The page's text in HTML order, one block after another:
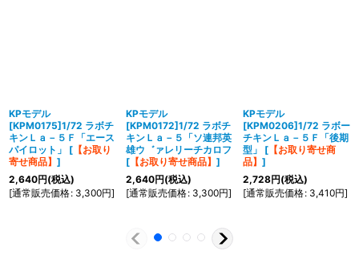
KPモデル
[KPM0175]1/72 ラボチ
キンＬａ－５Ｆ「エース
パイロット」
[ 【お取り
寄せ商品】 ]
2,640円(税込)
[通常販売価格: 3,300円]
KPモデル
[KPM0172]1/72 ラボチ
キンＬａ－５「ソ連邦英
雄ウ゛ァレリーチカロフ
[ 【お取り寄せ商品】 ]
2,640円(税込)
[通常販売価格: 3,300円]
KPモデル
[KPM0206]1/72 ラボー
チキンＬａ－５Ｆ「後期
型」
[ 【お取り寄せ商
品】 ]
2,728円(税込)
[通常販売価格: 3,410円]